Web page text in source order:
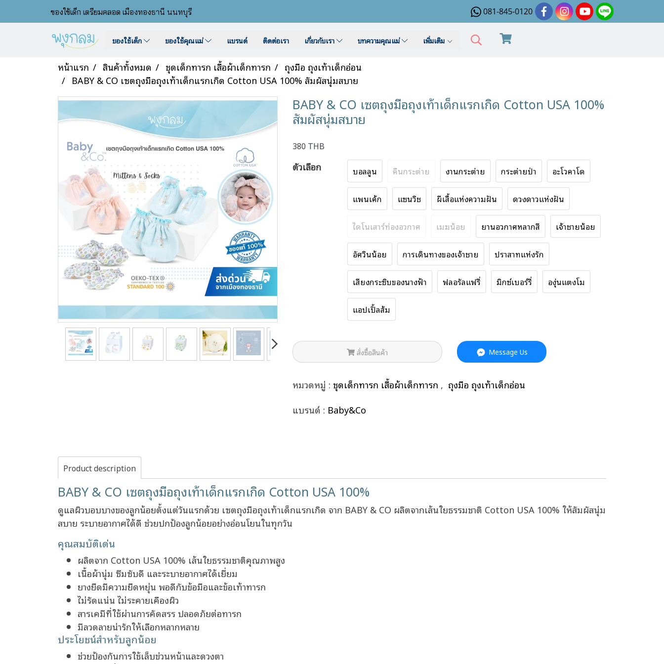
ของใช้เด็ก เตรียมคลอด เมืองทองธานี นนทบุรี 081-845-0120
ของใช้เด็ก ของใช้คุณแม่ แบรนด์ ติดต่อเรา เกี่ยวกับเรา บทความคุณแม่ เพิ่มเติม
หน้าแรก สินค้าทั้งหมด ชุดเด็กทารก เสื้อผ้าเด็กทารก
ถุงมือ ถุงเท้าเด็กอ่อน
BABY & CO เซตถุงมือถุงเท้าเด็กแรกเกิด Cotton USA 100% สัมผัสนุ่มสบาย
BABY & CO เซตถุงมือถุงเท้าเด็กแรกเกิด Cotton USA 100%
สัมผัสนุ่มสบาย
380 THB
ตัวเลือก บอลลูน คืนกระต่าย งานกระต่าย กระต่ายป่า อะโวคาโด
แพนเค้ก แซนวิช ผีเสื้อแห่งความฝัน ดวงดาวแห่งฝัน
ไดโนเสาร์ท่องอวกาศ เมฆน้อย ยานอวกาศหลากสี เจ้าชายน้อย
อัศวินน้อย การเดินทางของเจ้าชาย ปราสาทแห่งรัก
เสียงกระซิบของนางฟ้า ฟลอรัลแฟรี่ มิกซ์เบอร์รี่ องุ่นแตงโม
แอปเปิ้ลส้ม
สั่งซื้อสินค้า Message Us
หมวดหมู่ : ชุดเด็กทารก เสื้อผ้าเด็กทารก , ถุงมือ ถุงเท้าเด็กอ่อน
แบรนด์ : Baby&Co
Product description
BABY & CO เซตถุงมือถุงเท้าเด็กแรกเกิด Cotton USA 100%
ดูแลผิวบอบบางของลูกน้อยตั้งแต่วันแรกด้วย เซตถุงมือถุงเท้าเด็กแรกเกิด จาก BABY & CO ผลิตจากเส้นใยธรรมชาติ Cotton USA 100% ให้สัมผัสนุ่ม
สบาย ระบายอากาศได้ดี ช่วยปกป้องลูกน้อยอย่างอ่อนโยนในทุกวัน
คุณสมบัติเด่น
ผลิตจาก Cotton USA 100% เส้นใยธรรมชาติคุณภาพสูง
เนื้อผ้านุ่ม ซึมซับดี และระบายอากาศได้เยี่ยม
ยางยืดมีความยืดหยุ่น พอดีกับข้อมือและข้อเท้าทารก
ไม่รัดแน่น ไม่ระคายเคืองผิว
สารเคมีที่ใช้ผ่านการคัดสรร ปลอดภัยต่อทารก
มีลวดลายน่ารักให้เลือกหลากหลาย
ประโยชน์สำหรับลูกน้อย
ช่วยป้องกันการใช้เล็บข่วนหน้าและดวงตา